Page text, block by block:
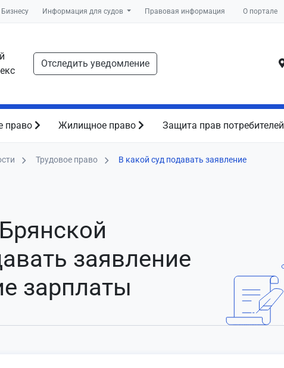
Бизнесу Информация для судов Правовая информация О портале
Отследить уведомление
право Жилищное право Защита прав потребителей
Трудовое право В какой суд подавать заявление
заявление
зарплаты